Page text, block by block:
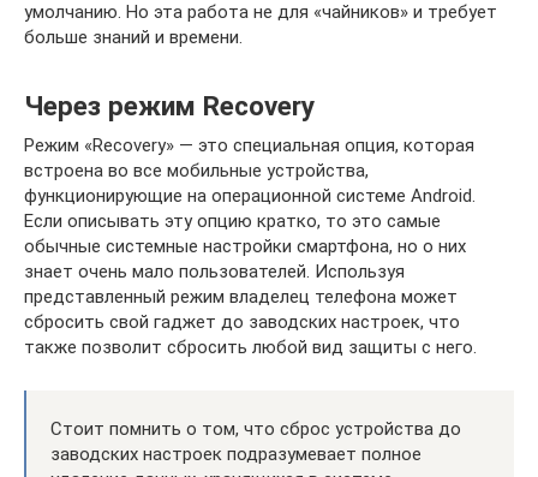
умолчанию. Но эта работа не для «чайников» и требует
больше знаний и времени.
Через режим Recovery
Режим «Recovery» — это специальная опция, которая
встроена во все мобильные устройства,
функционирующие на операционной системе Android.
Если описывать эту опцию кратко, то это самые
обычные системные настройки смартфона, но о них
знает очень мало пользователей. Используя
представленный режим владелец телефона может
сбросить свой гаджет до заводских настроек, что
также позволит сбросить любой вид защиты с него.
Стоит помнить о том, что сброс устройства до
заводских настроек подразумевает полное